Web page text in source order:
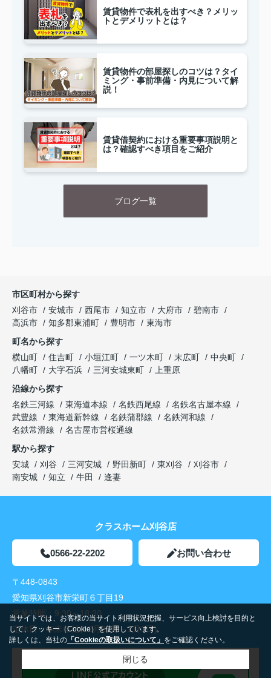
賃貸物件で表札を出すべき？メリッ
トとデメリットとは？
賃貸物件の部屋探しのコツは？タイ
ミング・事前準備・内見について解
説！
賃貸借契約における重要事項説明と
は？確認すべき項目をご紹介
ブログ一覧
市区町村から探す
刈谷市
安城市 西尾市 知立市 大府市
碧南市
高浜市
知多郡東浦町 豊明市
東海市
町名から探す
横山町
住吉町 小垣江町 一ツ木町 末広町
中央町
八幡町
大字石浜 三河安城東町
上重原
沿線から探す
名鉄三河線
東海道本線 名鉄西尾線
名鉄名古屋本線
武豊線
東海道新幹線 名鉄蒲郡線
名鉄河和線
名鉄常滑線
名古屋市営桜通線
駅から探す
安城
刈谷 三河安城 野田新町 東刈谷
刈谷市
南安城
知立 牛田 逢妻
クラスホーム刈谷店
0566-22-2202 お問い合わせ
〒448-0843
愛知県刈谷市新栄町６丁目19
営業時間： 9:30～18:30
定休日：年末年始(12月26日～1月3日)
当サイトでは、お客様の当サイト利用状況把握、サービス向上検討を目的と
して、クッキー（Cookie）を使用しています。
詳しくは、当社の 「Cookieの取扱いについて」 をご確認ください。
閉じる